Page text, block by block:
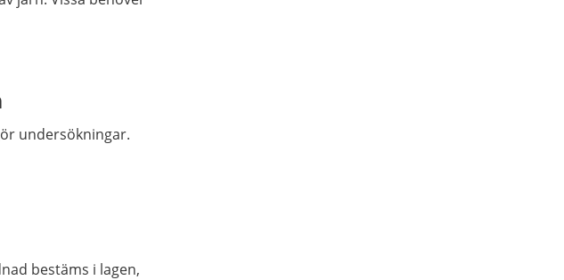
undersökningar.
bestäms i lagen,